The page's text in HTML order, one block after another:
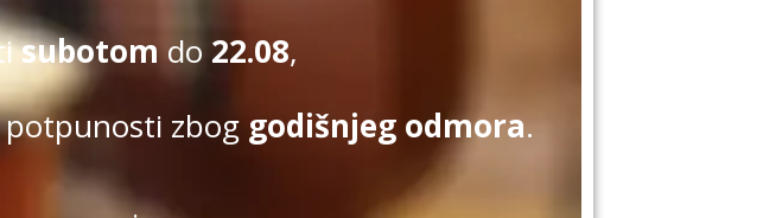
subotomdo 22.08,
zbog godišnjeg odmora.